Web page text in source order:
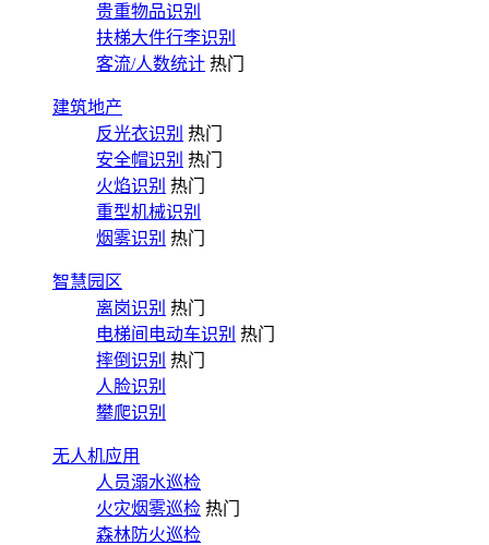
贵重物品识别
扶梯大件行李识别
客流/人数统计 热门
建筑地产
反光衣识别 热门
安全帽识别 热门
火焰识别 热门
重型机械识别
烟雾识别 热门
智慧园区
离岗识别 热门
电梯间电动车识别 热门
摔倒识别 热门
人脸识别
攀爬识别
无人机应用
人员溺水巡检
火灾烟雾巡检 热门
森林防火巡检